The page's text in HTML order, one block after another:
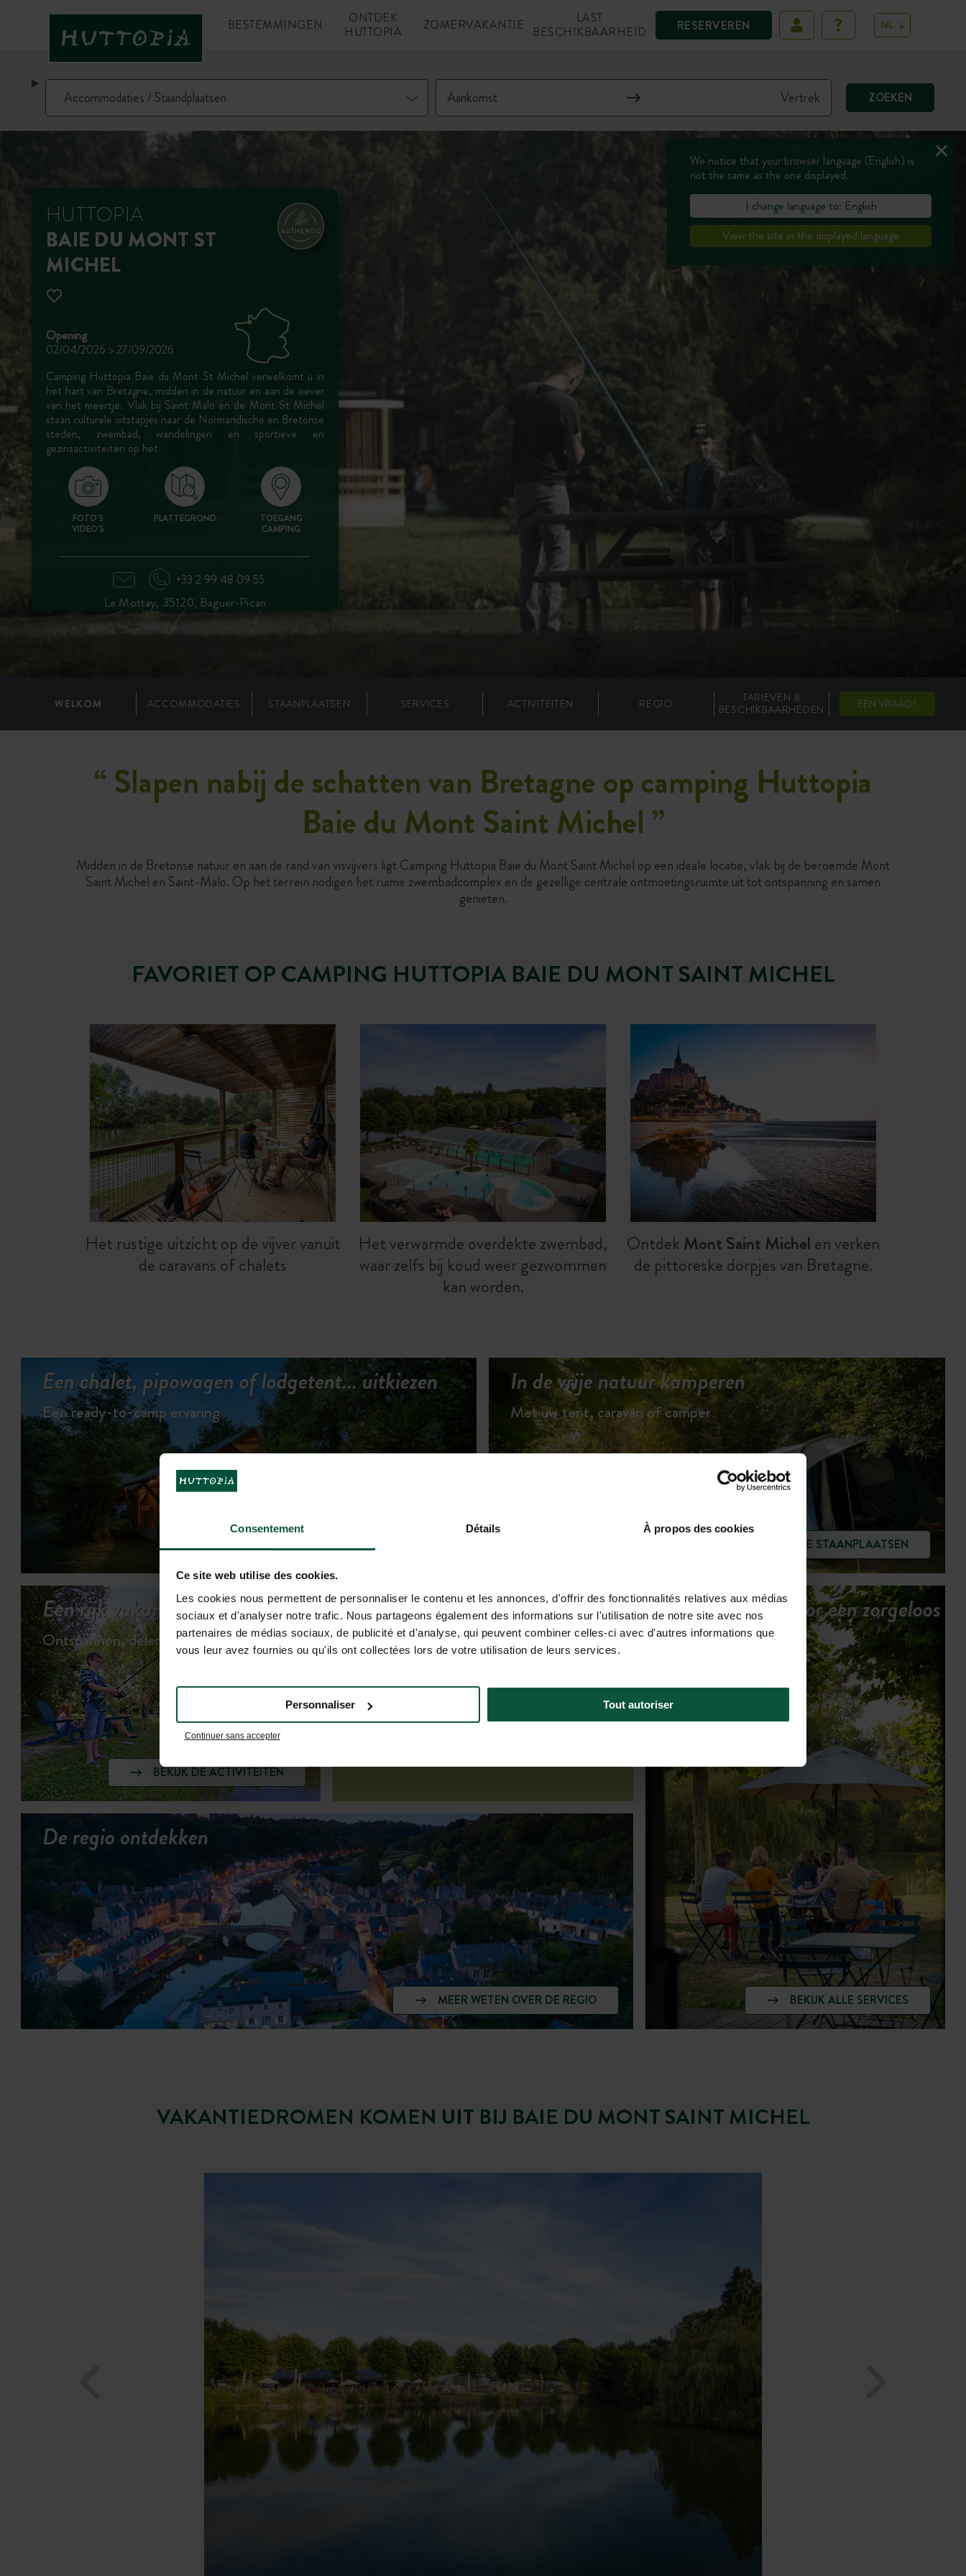
Consentement Détails À propos des cookies
Ce site web utilise des cookies.
Les cookies nous permettent de personnaliser le contenu et les annonces, d'offrir des fonctionnalités relatives aux médias
sociaux et d'analyser notre trafic. Nous partageons également des informations sur l'utilisation de notre site avec nos
partenaires de médias sociaux, de publicité et d'analyse, qui peuvent combiner celles-ci avec d'autres informations que
vous leur avez fournies ou qu'ils ont collectées lors de votre utilisation de leurs services.
Continuer sans accepter
Personnaliser Tout autoriser
RESERVEREN
BESTEMMINGEN
ONTDEK
HUTTOPIA
ZOMERVAKANTIE
LAST
BESCHIKBAARHEID
NL
ZOEKEN
HUTTOPIA
BAIE DU MONT ST
MICHEL
Opening
02/04/2026 > 27/09/2026
Camping Huttopia Baie du Mont St Michel verwelkomt u in
het hart van Bretagne, midden in de natuur en aan de oever
van het meertje. Vlak bij Saint Malo en de Mont St Michel
staan culturele uitstapjes naar de Normandische en Bretonse
steden, zwembad, wandelingen en sportieve en
gezinsactiviteiten op het
FOTO'S
VIDEO'S
PLATTEGROND
TOEGANG
CAMPING
+33 2 99 48 09 55
Le Mottay, 35120, Baguer-Pican
WELKOM ACCOMMODATIES STAANPLAATSEN SERVICES ACTIVITEITEN REGIO
TARIEVEN &
BESCHIKBAARHEDEN
EEN VRAAG?
“ Slapen nabij de schatten van Bretagne op camping Huttopia
Baie du Mont Saint Michel ”
Midden in de Bretonse natuur en aan de rand van visvijvers ligt Camping Huttopia Baie du Mont Saint Michel op een ideale locatie, vlak bij de beroemde Mont
Saint Michel en Saint-Malo. Op het terrein nodigen het ruime zwembadcomplex en de gezellige centrale ontmoetingsruimte uit tot ontspanning en samen
genieten.
FAVORIET OP CAMPING HUTTOPIA BAIE DU MONT SAINT MICHEL
Het rustige uitzicht op de vijver vanuit
de caravans of chalets
Het verwarmde overdekte zwembad,
waar zelfs bij koud weer gezwommen
kan worden.
Ontdek Mont Saint Michel en verken
de pittoreske dorpjes van Bretagne.
Een chalet, pipowagen of lodgetent... uitkiezen
Een ready-to-camp ervaring
BEKIJK DE HUURACCOMMODATIES
In de vrije natuur kamperen
Met uw tent, caravan of camper
BEKIJK DE STAANPLAATSEN
Een rijk vakantieprogramma…
Ontspannen, delen & spelen…
BEKIJK DE ACTIVITEITEN
Tarieven & beschikbaarheden
Onze services voor een zorgeloos
verblijf
BEKIJK ALLE SERVICES
De regio ontdekken
MEER WETEN OVER DE REGIO
VAKANTIEDROMEN KOMEN UIT BIJ BAIE DU MONT SAINT MICHEL
We notice that your browser language (English) is
not the same as the one displayed.
I change language to: English
View the site in the displayed language